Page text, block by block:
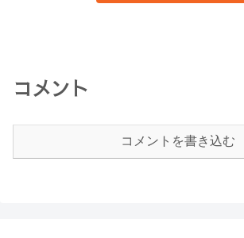
コメント
コメントを書き込む